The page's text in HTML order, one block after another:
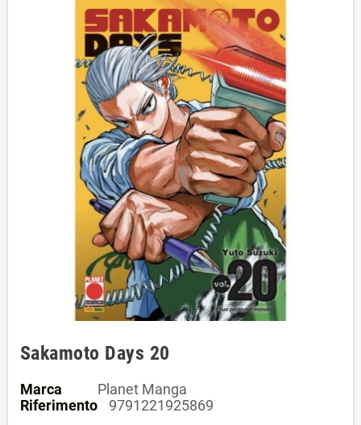
Sakamoto Days 20
Marca
Planet Manga
Riferimento
9791221925869